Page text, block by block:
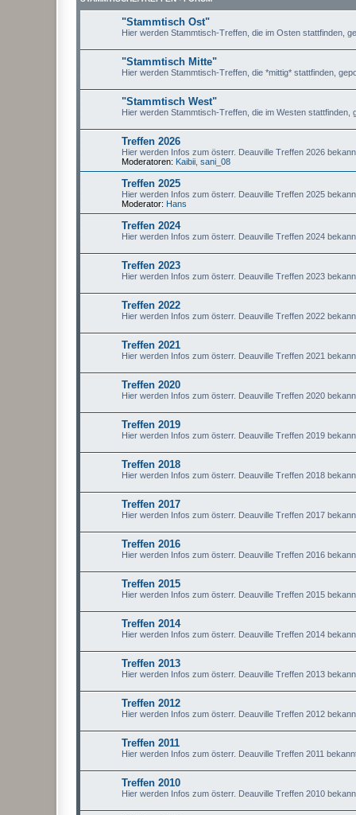
"Stammtisch Ost"
Hier werden Stammtisch-Treffen, die im Osten stattfinden,
"Stammtisch Mitte"
Hier werden Stammtisch-Treffen, die *mittig* stattfinden,
"Stammtisch West"
Hier werden Stammtisch-Treffen, die im Westen stattfinden,
Treffen 2026
Hier werden Infos zum österr. Deauville Treffen 2026
Moderatoren: Kaibii sani_08
Treffen 2025
Hier werden Infos zum österr. Deauville Treffen 2025
Moderator: Hans
Treffen 2024
Hier werden Infos zum österr. Deauville Treffen 2024
Treffen 2023
Hier werden Infos zum österr. Deauville Treffen 2023
Treffen 2022
Hier werden Infos zum österr. Deauville Treffen 2022
Treffen 2021
Hier werden Infos zum österr. Deauville Treffen 2021
Treffen 2020
Hier werden Infos zum österr. Deauville Treffen 2020
Treffen 2019
Hier werden Infos zum österr. Deauville Treffen 2019
Treffen 2018
Hier werden Infos zum österr. Deauville Treffen 2018
Treffen 2017
Hier werden Infos zum österr. Deauville Treffen 2017
Treffen 2016
Hier werden Infos zum österr. Deauville Treffen 2016
Treffen 2015
Hier werden Infos zum österr. Deauville Treffen 2015
Treffen 2014
Hier werden Infos zum österr. Deauville Treffen 2014
Treffen 2013
Hier werden Infos zum österr. Deauville Treffen 2013
Treffen 2012
Hier werden Infos zum österr. Deauville Treffen 2012
Treffen 2011
Hier werden Infos zum österr. Deauville Treffen 2011
Treffen 2010
Hier werden Infos zum österr. Deauville Treffen 2010